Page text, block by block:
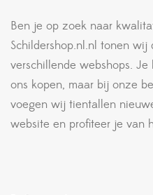
Ben je op zoek naar
Schildershop.nl.nl tonen
verschillende webshops.
ons kopen, maar bij onze
voegen wij tientallen
website en profiteer je van